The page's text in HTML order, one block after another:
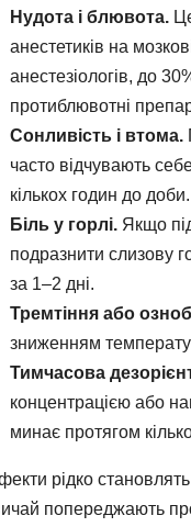
Нудота і блювота.
анестетиків на
анестезіологів, до
протиблювотні
Сонливість і втома.
часто відчувають
кількох годин до доби.
Біль у горлі. Якщо
подразнити слизову
за 1–2 дні.
Тремтіння або
зниженням
Тимчасова
концентрацією або
минає протягом
рідко
попереджають